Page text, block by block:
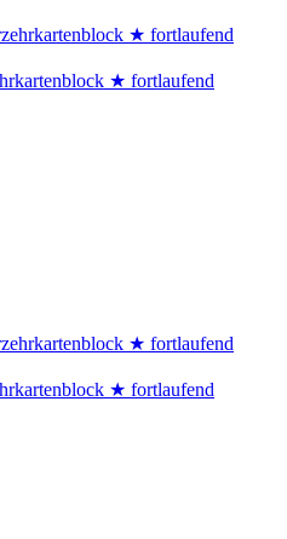
★ fortlaufend
★ fortlaufend